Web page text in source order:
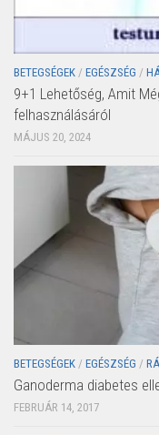
BETEGSÉGEK / EGÉSZSÉG /
9+1 Lehetőség, Amit
felhasználásáról
MÁJUS 20, 2024
BETEGSÉGEK / EGÉSZSÉG /
Ganoderma diabetes
FEBRUÁR 14, 2017